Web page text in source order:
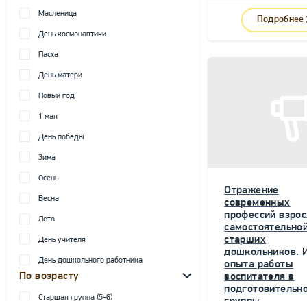
Масленица
День космонавтики
Пасха
День матери
Новый год
1 мая
День победы
Зима
Осень
Весна
Лето
День учителя
День дошкольного работника
По возрасту
Старшая группа (5-6)
Подробнее
Отражение
современных
профессий
старших
дошкольников.
опыта работы
воспитателя в